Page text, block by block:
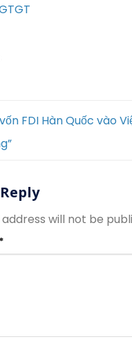
FDI Hàn Quốc vào
will not be
*